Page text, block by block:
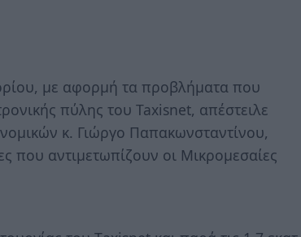
με αφορμή τα προβλήματα που
πύλης του Taxisnet, απέστειλε
κ. Γιώργο Παπακωνσταντίνου,
που αντιμετωπίζουν οι Μικρομεσαίες